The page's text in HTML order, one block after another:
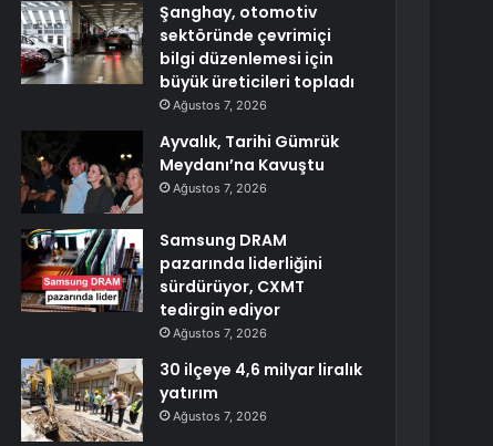
Şanghay, otomotiv
sektöründe çevrimiçi
bilgi düzenlemesi için
büyük üreticileri topladı
Ağustos 7, 2026
Ayvalık, Tarihi Gümrük
Meydanı’na Kavuştu
Ağustos 7, 2026
Samsung DRAM
pazarında liderliğini
sürdürüyor, CXMT
tedirgin ediyor
Ağustos 7, 2026
30 ilçeye 4,6 milyar liralık
yatırım
Ağustos 7, 2026